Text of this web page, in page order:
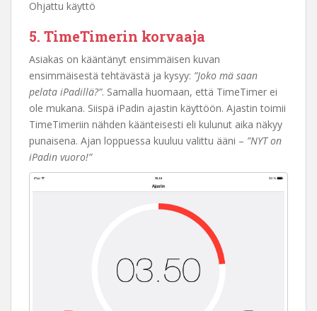
Ohjattu käyttö
5. TimeTimerin korvaaja
Asiakas on kääntänyt ensimmäisen kuvan
ensimmäisestä tehtävästä ja kysyy: ”Joko mä saan
pelata iPadillä?”. Samalla huomaan, että TimeTimer ei
ole mukana. Siispä iPadin ajastin käyttöön. Ajastin toimii
TimeTimeriin nähden käänteisesti eli kulunut aika näkyy
punaisena. Ajan loppuessa kuuluu valittu ääni – ”NYT on
iPadin vuoro!”